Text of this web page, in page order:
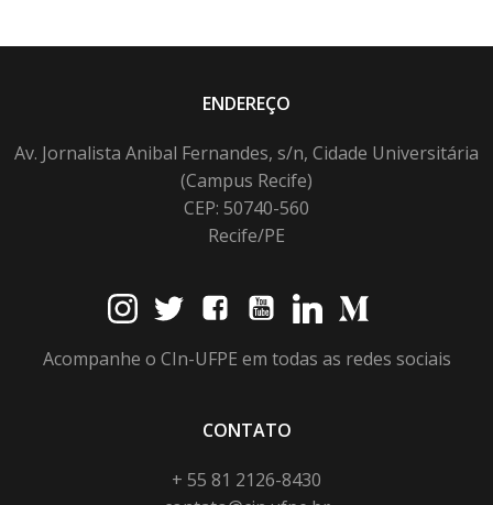
ENDEREÇO
Av. Jornalista Anibal Fernandes, s/n, Cidade Universitária
(Campus Recife)
CEP: 50740-560
Recife/PE
Acompanhe o CIn-UFPE em todas as redes sociais
CONTATO
+ 55 81 2126-8430